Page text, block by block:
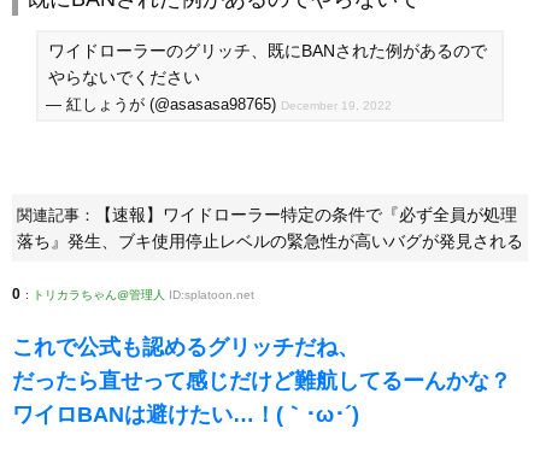
ワイドローラーのグリッチ、既にBANされた例があるので
やらないでください
— 紅しょうが (@asasasa98765) December 19, 2022
関連記事：
【速報】ワイドローラー特定の条件で『必ず全員が処理
落ち』発生、ブキ使用停止レベルの緊急性が高いバグが発見される
0 : トリカラちゃん@管理人 ID:splatoon.net
これで公式も認めるグリッチだね、
だったら直せって感じだけど難航してるーんかな？
ワイロBANは避けたい…！(｀･ω･´)ゞ